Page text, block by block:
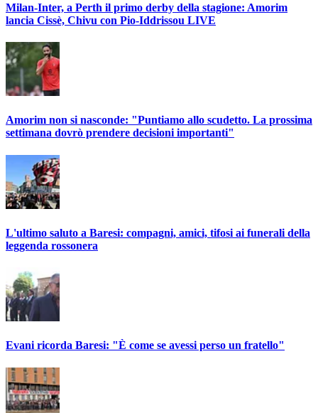
Milan-Inter, a Perth il primo derby della stagione: Amorim
lancia Cissè, Chivu con Pio-Iddrissou LIVE
Amorim non si nasconde: "Puntiamo allo scudetto. La prossima
settimana dovrò prendere decisioni importanti"
L'ultimo saluto a Baresi: compagni, amici, tifosi ai funerali della
leggenda rossonera
Evani ricorda Baresi: "È come se avessi perso un fratello"